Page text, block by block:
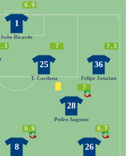
6.9
1
João Ricardo
7.3
36
Felipe Jonatan
7
25
T. Cardona
7
28
Pedro Augusto
6.7
26
6.9
8